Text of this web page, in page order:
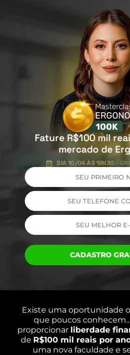
Fature R$100 mil
mercado de
DIA 10/04 ÀS 19H30 -
CADASTRO
Existe uma oportunidade
que poucos
proporcionar liberdade
de R$100 mil reais por
uma nova faculdade e